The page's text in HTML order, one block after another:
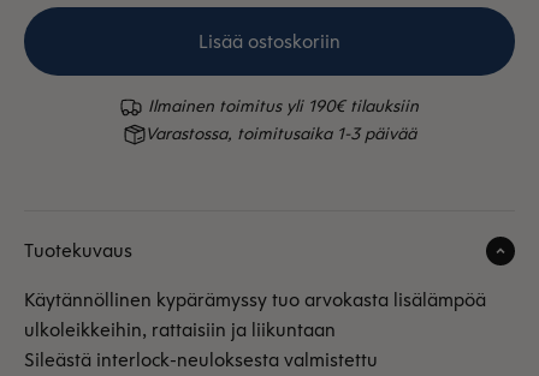
Lisää ostoskoriin
Ilmainen toimitus yli 190€ tilauksiin
Varastossa, toimitusaika 1-3 päivää
Tuotekuvaus
Käytännöllinen kypärämyssy tuo arvokasta lisälämpöä
ulkoleikkeihin, rattaisiin ja liikuntaan
Sileästä interlock-neuloksesta valmistettu